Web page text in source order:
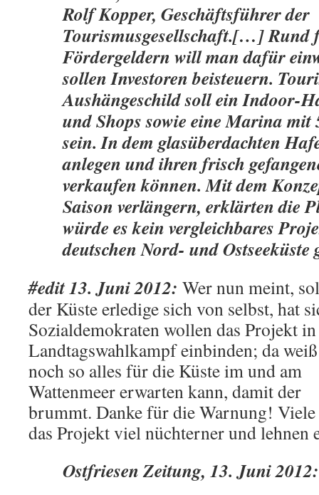
Rolf Kopper, Geschäftsführer der
Tourismusgesellschaft.[…]
Fördergeldern will man dafür
sollen Investoren beisteuern.
Aushängeschild soll ein Indoor-
und Shops sowie eine Marina mit
sein. In dem glasüberdachten
anlegen und ihren frisch
verkaufen können. Mit dem
Saison verlängern, erklärten die
würde es kein vergleichbares
deutschen Nord- und
#edit 13. Juni 2012: Wer nun meint,
der Küste erledige sich von selbst, hat
Sozialdemokraten wollen das Projekt
Landtagswahlkampf einbinden; da
noch so alles für die Küste im und am
Wattenmeer erwarten kann, damit
brummt. Danke für die Warnung!
das Projekt viel nüchterner und lehnen
Ostfriesen Zeitung, 13. Juni 2012: